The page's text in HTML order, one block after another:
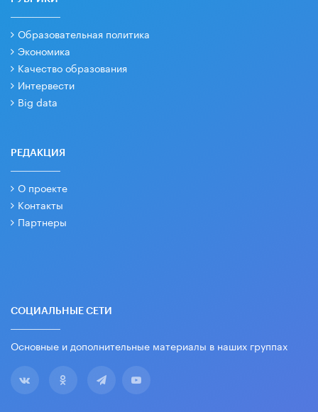
Образовательная политика
Экономика
Качество образования
Интервести
Big data
РЕДАКЦИЯ
О проекте
Контакты
Партнеры
СОЦИАЛЬНЫЕ СЕТИ
Основные и дополнительные материалы в наших группах